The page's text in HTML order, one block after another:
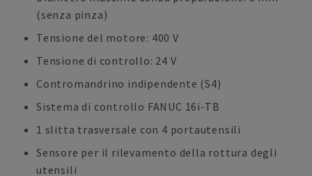
(senza pinza)
Tensione del motore: 400 V
Tensione di controllo: 24 V
Contromandrino indipendente (S4)
Sistema di controllo FANUC 16i-TB
1 slitta trasversale con 4 portautensili
Sensore per il rilevamento della rottura degli
utensili